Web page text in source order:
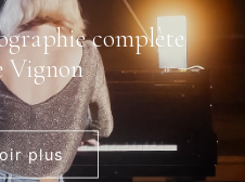
complète
Vignon
plus